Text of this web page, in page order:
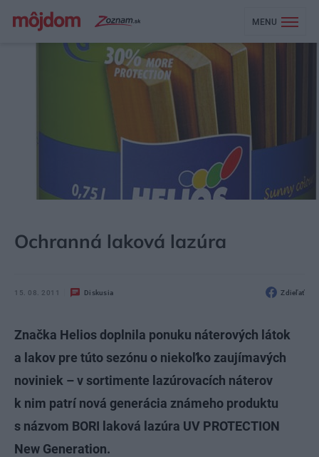
MENU
Ochranná laková lazúra
15. 08. 2011 Diskusia Zdieľať
Značka Helios doplnila ponuku náterových látok
a lakov pre túto sezónu o niekoľko zaujímavých
noviniek – v sortimente lazúrovacích náterov
k nim patrí nová generácia známeho produktu
s názvom BORI laková lazúra UV PROTECTION
New Generation.